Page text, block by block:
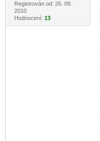
Registrován od: 26. 09.
2010
Hodnocení: 13